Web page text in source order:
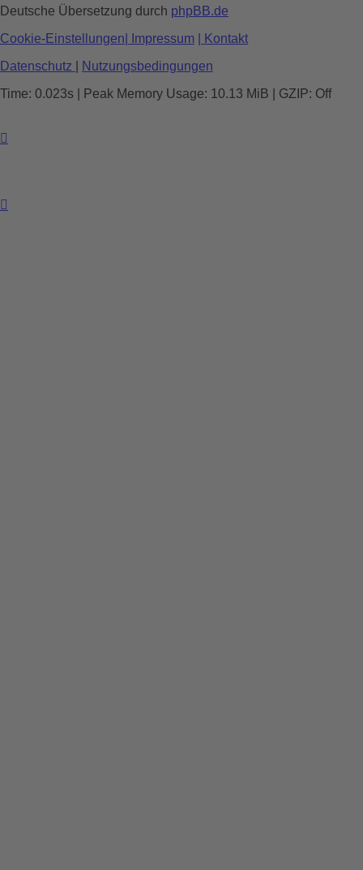
Deutsche Übersetzung durch phpBB.de
Cookie-Einstellungen | Impressum
| Kontakt
Datenschutz
Nutzungsbedingungen
Time: 0.023s | Peak Memory Usage: 10.13 MiB | GZIP: Off